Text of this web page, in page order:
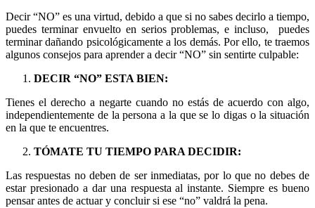
Decir “NO” es una virtud, debido a que si no sabes decirlo a tiempo,
puedes terminar envuelto en serios problemas, e incluso, puedes
terminar dañando psicológicamente a los demás. Por ello, te traemos
algunos consejos para aprender a decir “NO” sin sentirte culpable:
DECIR “NO” ESTA BIEN:
Tienes el derecho a negarte cuando no estás de acuerdo con algo,
independientemente de la persona a la que se lo digas o la situación
en la que te encuentres.
TÓMATE TU TIEMPO PARA DECIDIR:
Las respuestas no deben de ser inmediatas, por lo que no debes de
estar presionado a dar una respuesta al instante. Siempre es bueno
pensar antes de actuar y concluir si ese “no” valdrá la pena.